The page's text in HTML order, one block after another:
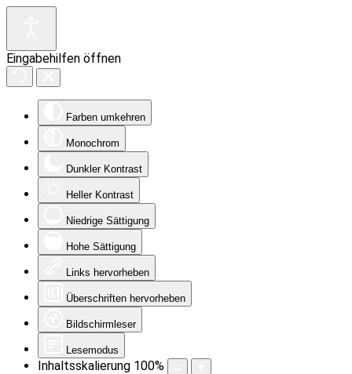
Eingabehilfen öffnen
Farben umkehren
Monochrom
Dunkler Kontrast
Heller Kontrast
Niedrige Sättigung
Hohe Sättigung
Links hervorheben
Überschriften hervorheben
Bildschirmleser
Lesemodus
Inhaltsskalierung 100%